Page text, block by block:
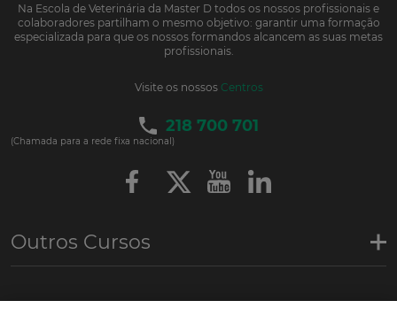
Na Escola de Veterinária da Master D todos os nossos profissionais e
colaboradores partilham o mesmo objetivo: garantir uma formação
especializada para que os nossos formandos alcancem as suas metas
profissionais.
Visite os nossos Centros
218 700 701
(Chamada para a rede fixa nacional)
Outros Cursos